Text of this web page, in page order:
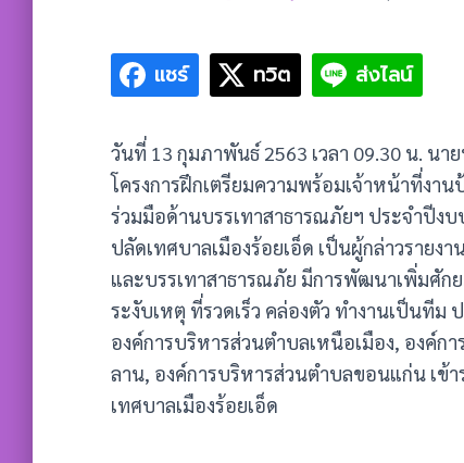
แชร์ ทวิต ส่งไลน์
วันที่ 13 กุมภาพันธ์ 2563 เวลา 09.30 น. นา
โครงการฝึกเตรียมความพร้อมเจ้าหน้าที่งา
ร่วมมือด้านบรรเทาสาธารณภัยฯ ประจำปีง
ปลัดเทศบาลเมืองร้อยเอ็ด เป็นผู้กล่าวราย
และบรรเทาสาธารณภัย มีการพัฒนาเพิ่มศัก
ระงับเหตุ ที่รวดเร็ว คล่องตัว ทำงานเป็นทีม
องค์การบริหารส่วนตำบลเหนือเมือง, องค์ก
ลาน, องค์การบริหารส่วนตำบลขอนแก่น เข้
เทศบาลเมืองร้อยเอ็ด